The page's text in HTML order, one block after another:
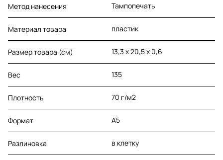
Метод нанесения Тампопечать
Материал товара пластик
Размер товара (см) 13,3 х 20,5 х 0,6
Вес 135
Плотность 70 г/м2
Формат A5
Разлиновка в клетку